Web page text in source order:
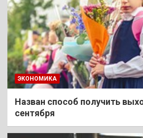
ЭКОНОМИКА
Назван способ получить
сентября